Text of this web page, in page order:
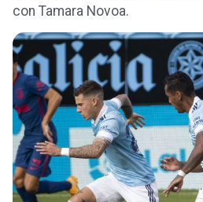
con Tamara Novoa.